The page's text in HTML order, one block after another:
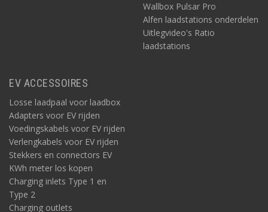
Wallbox Pulsar Pro
Alfen laadstations onderdelen
Uitlegvideo's Ratio
laadstations
EV ACCESSOIRES
Losse laadpaal voor laadbox
Adapters voor EV rijden
Voedingskabels voor EV rijden
Verlengkabels voor EV rijden
Stekkers en connectors EV
KWh meter los kopen
Charging inlets Type 1 en
Type 2
Charging outlets